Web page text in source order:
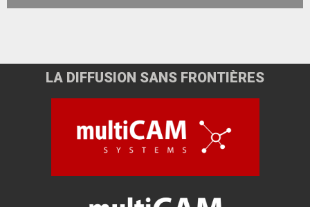
LA DIFFUSION SANS FRONTIÈRES